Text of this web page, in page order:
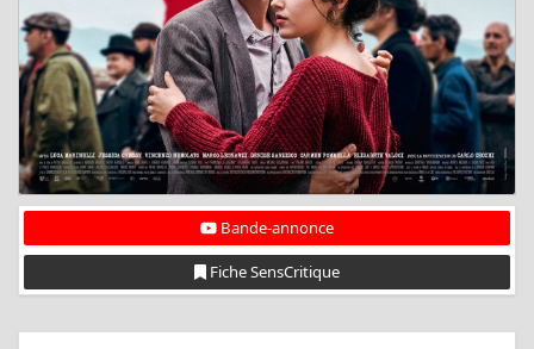
Bande-annonce
Fiche SensCritique